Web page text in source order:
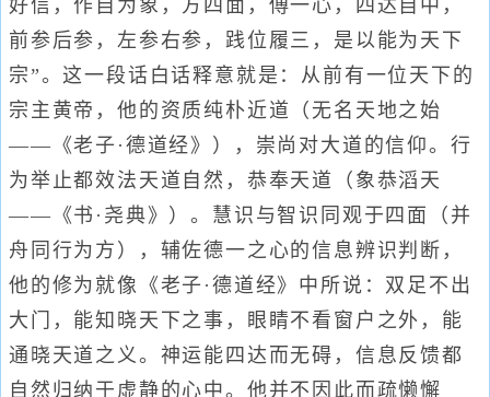
好信，作自为象，方四面，傅一心，四达自中，
前参后参，左参右参，践位履三，是以能为天下
宗”。这一段话白话释意就是：从前有一位天下的
宗主黄帝，他的资质纯朴近道（无名天地之始
——《老子·德道经》），崇尚对大道的信仰。行
为举止都效法天道自然，恭奉天道（象恭滔天
——《书·尧典》）。慧识与智识同观于四面（并
舟同行为方），辅佐德一之心的信息辨识判断，
他的修为就像《老子·德道经》中所说：双足不出
大门，能知晓天下之事，眼睛不看窗户之外，能
通晓天道之义。神运能四达而无碍，信息反馈都
自然归纳于虚静的心中。他并不因此而疏懒懈